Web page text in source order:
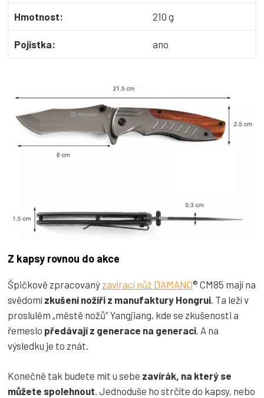
Hmotnost: 210 g
Pojistka: ano
Z kapsy rovnou do akce
Špičkově zpracovaný zavírací nůž DAMANO® CM85 mají na
svědomí zkušení nožíři z manufaktury Hongrui. Ta leží v
proslulém „městě nožů“ Yangjiang, kde se zkušenosti a
řemeslo předávají z generace na generaci. A na
výsledku je to znát.
Konečně tak budete mít u sebe zavírák, na který se
můžete spolehnout. Jednoduše ho strčíte do kapsy, nebo